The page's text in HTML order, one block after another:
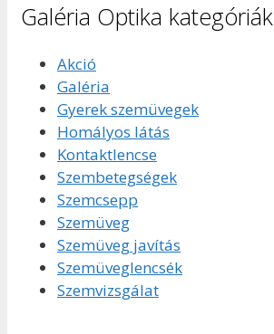
Galéria Optika kategóriák
Akció
Galéria
Gyerek szemüvegek
Homályos látás
Kontaktlencse
Szembetegségek
Szemcsepp
Szemüveg
Szemüveg javítás
Szemüveglencsék
Szemvizsgálat